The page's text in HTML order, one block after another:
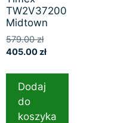
TW2V37200
Midtown
579.00zł
405.00zł
Dodaj
do
koszyka